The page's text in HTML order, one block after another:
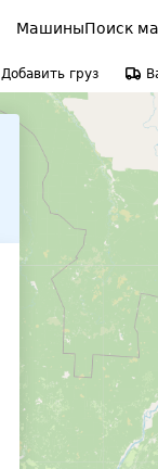
МашиныПоиск
Добавить груз